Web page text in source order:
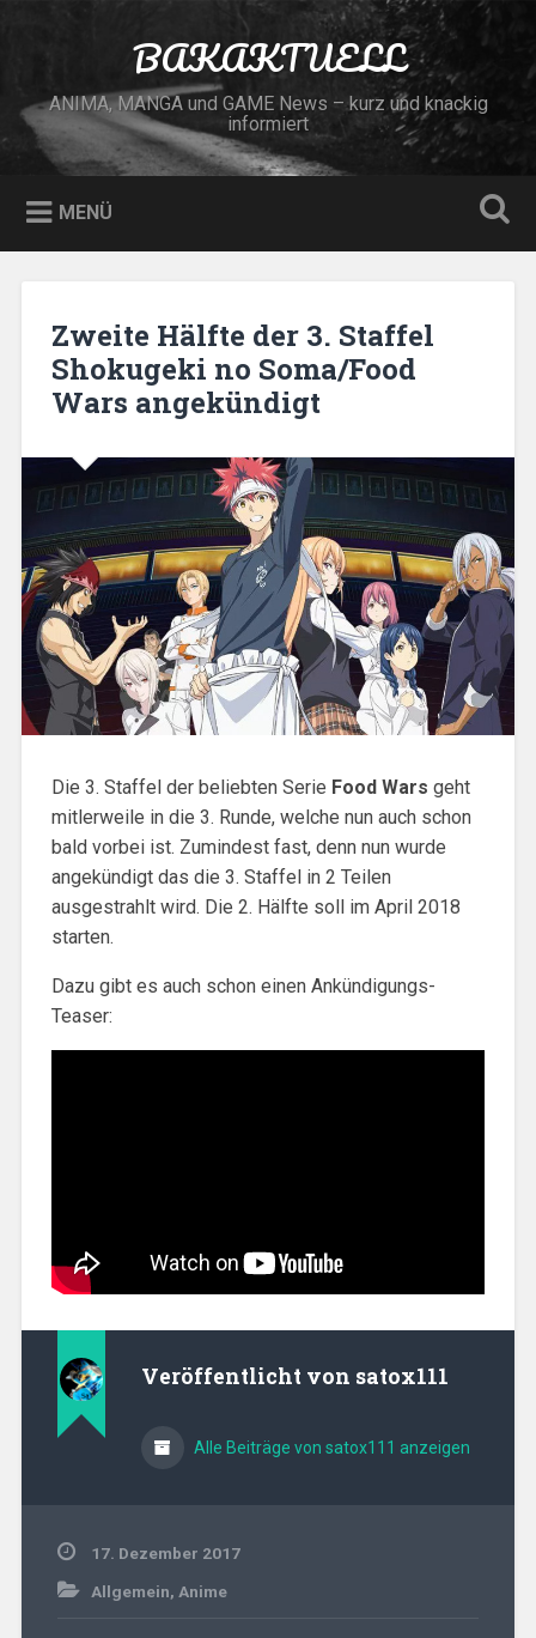
BAKAKTUELL
ANIMA, MANGA und GAME News – kurz und knackig
informiert
MENÜ
Zweite Hälfte der 3. Staffel
Shokugeki no Soma/Food
Wars angekündigt
Die 3. Staffel der beliebten Serie Food Wars geht
mitlerweile in die 3. Runde, welche nun auch schon
bald vorbei ist. Zumindest fast, denn nun wurde
angekündigt das die 3. Staffel in 2 Teilen
ausgestrahlt wird. Die 2. Hälfte soll im April 2018
starten.
Dazu gibt es auch schon einen Ankündigungs-
Teaser:
Veröffentlicht von satox111
Alle Beiträge von satox111 anzeigen
17. Dezember 2017
Allgemein, Anime